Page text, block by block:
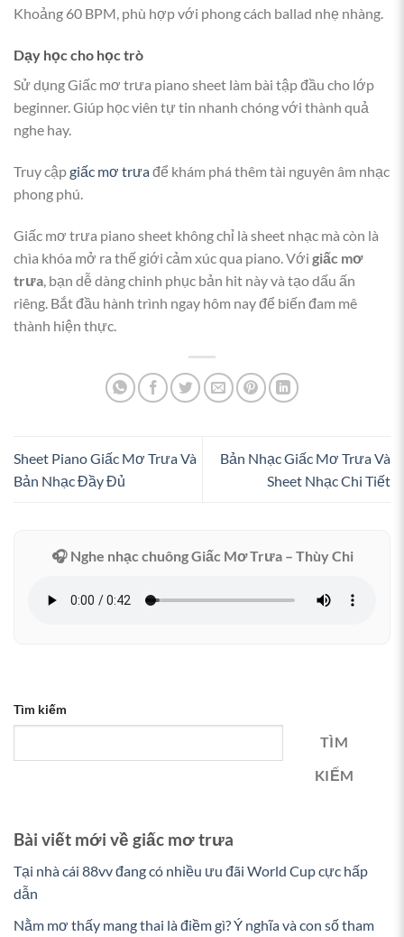
Khoảng 60 BPM, phù hợp với phong cách ballad nhẹ nhàng.
Dạy học cho học trò
Sử dụng Giấc mơ trưa piano sheet làm bài tập đầu cho lớp
beginner. Giúp học viên tự tin nhanh chóng với thành quả
nghe hay.
Truy cậpgiấc mơ trưađể khám phá thêm tài nguyên âm nhạc
phong phú.
Giấc mơ trưa piano sheet không chỉ là sheet nhạc mà còn là
chìa khóa mở ra thế giới cảm xúc qua piano. Với giấc mơ
trưa , bạn dễ dàng chinh phục bản hit này và tạo dấu ấn
riêng. Bắt đầu hành trình ngay hôm nay để biến đam mê
thành hiện thực.
Sheet Piano Giấc Mơ Trưa Và
Bản Nhạc Đầy Đủ
Bản Nhạc Giấc Mơ Trưa Và
Sheet Nhạc Chi Tiết
🎧 Nghe nhạc chuông Giấc Mơ Trưa – Thùy Chi
Tìm kiếm
TÌM
KIẾM
Bài viết mới về giấc mơ trưa
Tại nhà cái 88vv đang có nhiều ưu đãi World Cup cực hấp
dẫn
Nằm mơ thấy mang thai là điềm gì? Ý nghĩa và con số tham